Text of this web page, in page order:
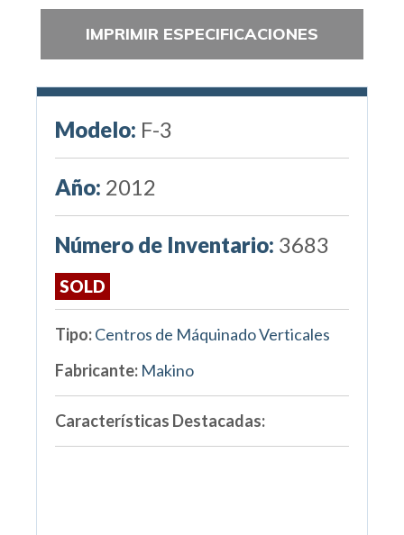
IMPRIMIR ESPECIFICACIONES
Modelo: F-3
Año: 2012
Número de Inventario: 3683
SOLD
Tipo:Centros de Máquinado Verticales
Fabricante: Makino
Características Destacadas: